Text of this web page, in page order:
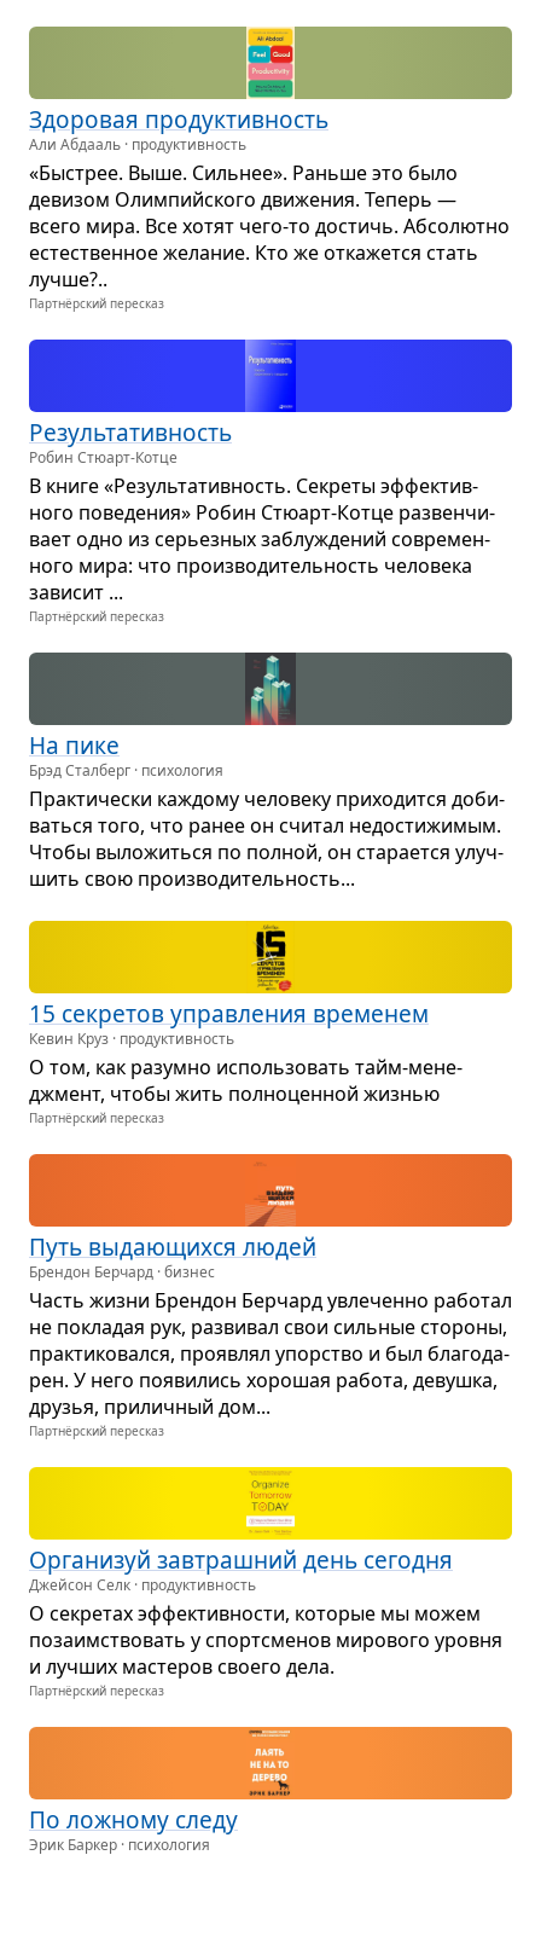
Здо­ро­вая про­дук­тив­ность
Али Абдааль · продуктивность
«Быстрее. Выше. Силь­нее». Раньше это было
деви­зом Олим­пийского дви­же­ния. Теперь —
всего мира. Все хотят чего‑то достичь. Абсо­лютно
есте­ствен­ное жела­ние. Кто же отка­жется стать
лучше?..
Партнёрский пересказ
Резуль­та­тив­ность
Робин Стюарт-Котце
В книге «Резуль­та­тив­ность. Секреты эффек­тив­
ного пове­де­ния» Робин Стю­арт-Котце раз­вен­чи­
вает одно из серьез­ных заблу­жде­ний совре­мен­
ного мира: что про­из­во­ди­тель­ность чело­века
зави­сит ...
Партнёрский пересказ
На пике
Брэд Сталберг · психология
Прак­ти­че­ски каж­дому чело­веку при­хо­дится доби­
ваться того, что ранее он счи­тал недо­сти­жи­мым.
Чтобы выло­житься по пол­ной, он ста­ра­ется улуч­
шить свою про­из­во­ди­тель­ность...
15 секре­тов управ­ле­ния вре­ме­нем
Кевин Круз · продуктивность
О том, как разумно исполь­зо­вать тайм-мене­
джмент, чтобы жить пол­но­цен­ной жиз­нью
Партнёрский пересказ
Путь выда­ю­щихся людей
Брендон Берчард · бизнес
Часть жизни Брен­дон Бер­чард увле­ченно рабо­тал
не покла­дая рук, раз­ви­вал свои силь­ные сто­роны,
прак­ти­ко­вался, про­яв­лял упор­ство и был бла­го­да­
рен. У него появи­лись хоро­шая работа, девушка,
дру­зья, при­лич­ный дом...
Партнёрский пересказ
Орга­ни­зуй зав­траш­ний день сего­дня
Джейсон Селк · продуктивность
О секре­тах эффек­тив­но­сти, кото­рые мы можем
поза­им­ство­вать у спорт­сме­нов миро­вого уровня
и луч­ших масте­ров сво­его дела.
Партнёрский пересказ
По лож­ному следу
Эрик Баркер · психология